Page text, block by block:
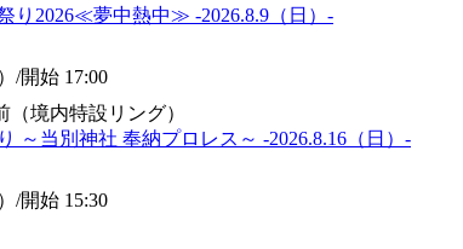
り2026≪夢中熱中≫ -2026.8.9（日）-
/開始 17:00
境内特設リング）
～当別神社 奉納プロレス～ -2026.8.16（日）-
/開始 15:30